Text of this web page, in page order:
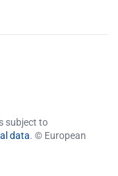
subject to
data. © European